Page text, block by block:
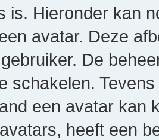
is. Hieronder kan
avatar. Deze
De
schakelen.
een avatar kan
heeft een